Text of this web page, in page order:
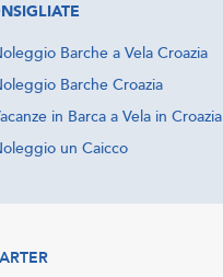
Barche a Vela Croazia
Barche Croazia
in Barca a Vela in Croazia
un Caicco